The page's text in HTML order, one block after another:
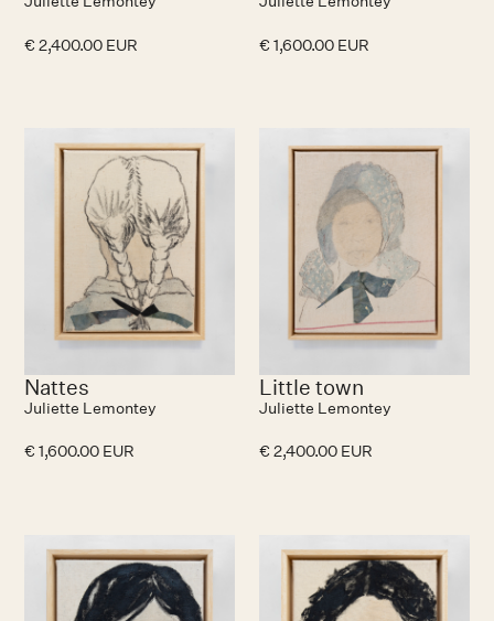
€ 2,400.00 EUR € 1,600.00 EUR
Nattes
Juliette Lemontey
€ 1,600.00 EUR
Little town
Juliette Lemontey
€ 2,400.00 EUR